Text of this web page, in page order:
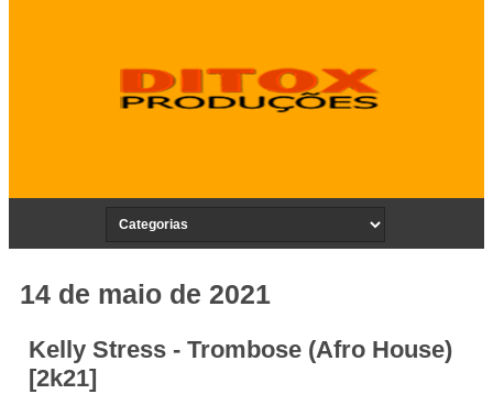
14 de maio de 2021
Kelly Stress - Trombose (Afro House)
[2k21]